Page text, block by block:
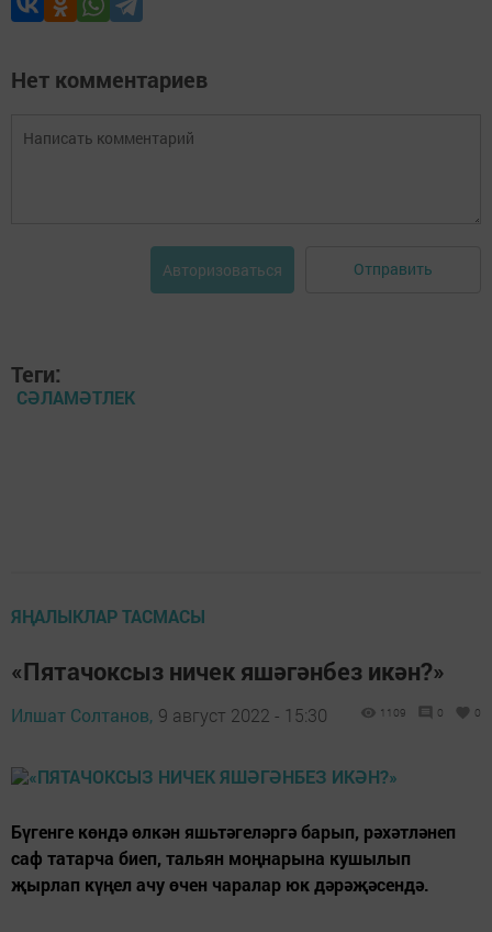
Нет комментариев
Авторизоваться Отправить
Теги:
СӘЛАМӘТЛЕК
ЯҢАЛЫКЛАР ТАСМАСЫ
«Пятачоксыз ничек яшәгәнбез икән?»
Илшат Солтанов, 9 август 2022 - 15:30 1109 0 0
Бүгенге көндә өлкән яшьтәгеләргә барып, рәхәтләнеп
саф татарча биеп, тальян моңнарына кушылып
җырлап күңел ачу өчен чаралар юк дәрәҗәсендә.